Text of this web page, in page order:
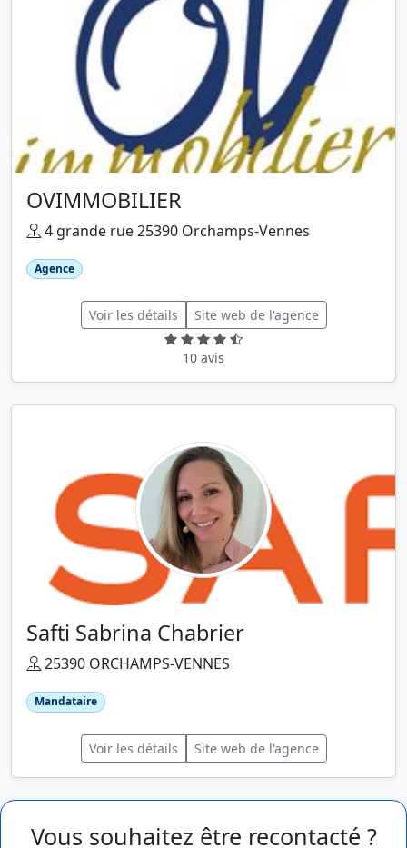
OVIMMOBILIER
4 grande rue 25390 Orchamps-Vennes
Agence
Voir les détails Site web de l'agence
10 avis
Safti Sabrina Chabrier
25390 ORCHAMPS-VENNES
Mandataire
Voir les détails Site web de l'agence
Vous souhaitez être recontacté ?